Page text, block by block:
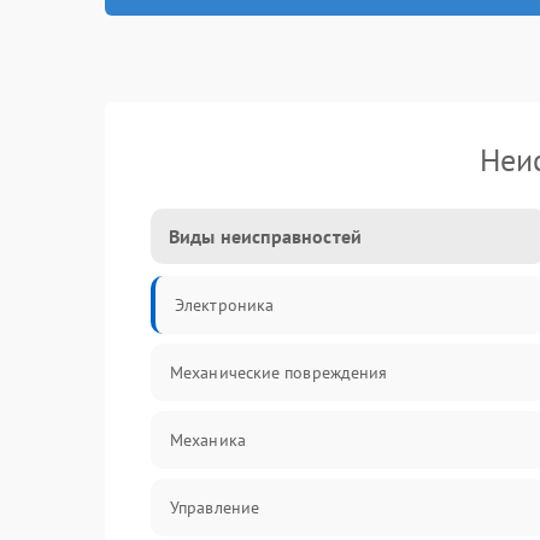
Виды неисправностей
Электроника
Механические повреждения
Механика
Управление